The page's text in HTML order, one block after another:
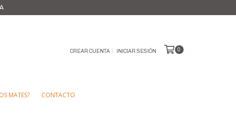
CREAR CUENTA INICIAR SESIÓN 0
MATES? CONTACTO